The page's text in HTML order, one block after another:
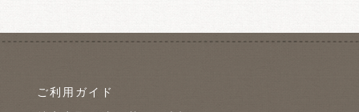
ご利用ガイド